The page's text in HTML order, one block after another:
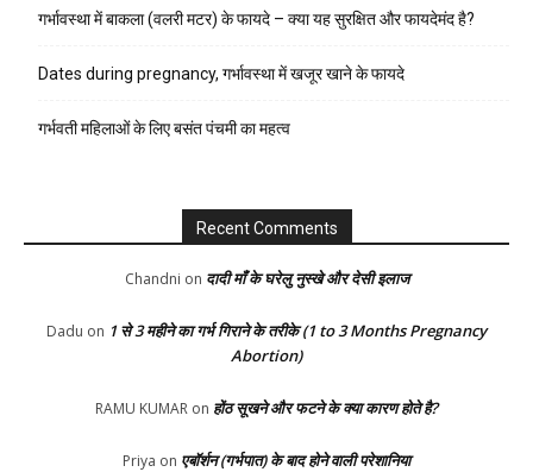
गर्भावस्था में बाकला (वलरी मटर) के फायदे – क्या यह सुरक्षित और फायदेमंद है?
Dates during pregnancy, गर्भावस्था में खजूर खाने के फायदे
गर्भवती महिलाओं के लिए बसंत पंचमी का महत्व
Recent Comments
Chandni on दादी माँ के घरेलु नुस्खे और देसी इलाज
Dadu on 1 से 3 महीने का गर्भ गिराने के तरीके (1 to 3 Months Pregnancy
Abortion)
RAMU KUMAR on होंठ सूखने और फटने के क्या कारण होते है?
Priya on एबॉर्शन (गर्भपात) के बाद होने वाली परेशानिया